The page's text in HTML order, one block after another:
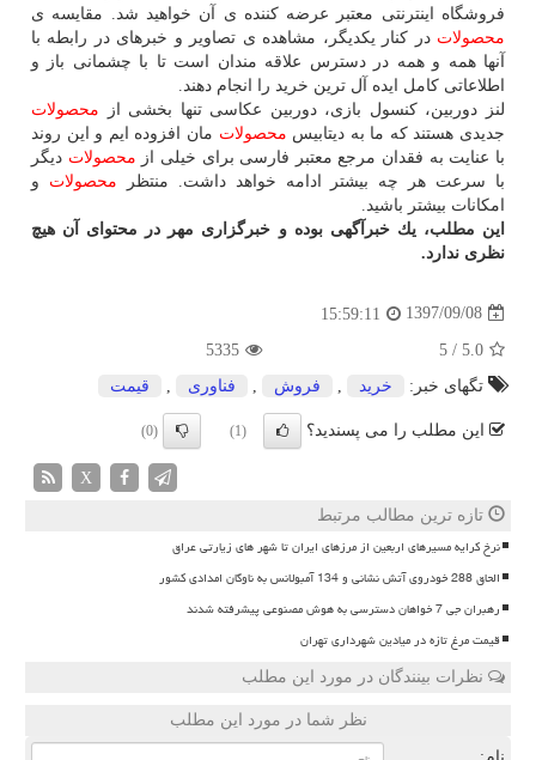
فروشگاه اینترنتی معتبر عرضه كننده ی آن خواهید شد. مقایسه ی
محصولات در كنار یكدیگر، مشاهده ی تصاویر و خبرهای در رابطه با
آنها همه و همه در دسترس علاقه مندان است تا با چشمانی باز و
اطلاعاتی كامل ایده آل ترین خرید را انجام دهند.
لنز دوربین، كنسول بازی، دوربین عكاسی تنها بخشی از محصولات
جدیدی هستند كه ما به دیتابیس محصولات مان افزوده ایم و این روند
با عنایت به فقدان مرجع معتبر فارسی برای خیلی از محصولات دیگر
با سرعت هر چه بیشتر ادامه خواهد داشت. منتظر محصولات و
امكانات بیشتر باشید.
این مطلب، یك خبرآگهی بوده و خبرگزاری مهر در محتوای آن هیچ
نظری ندارد.
1397/09/08
15:59:11
5.0
/
5
5335
تگهای خبر:
خرید فروش فناوری قیمت
این مطلب را می پسندید؟ (1)
(0)
X
تازه ترین مطالب مرتبط
نرخ کرایه مسیرهای اربعین از مرزهای ایران تا شهر های زیارتی عراق
الحاق 288 خودروی آتش نشانی و 134 آمبولانس به ناوگان امدادی کشور
رهبران جی 7 خواهان دسترسی به هوش مصنوعی پیشرفته شدند
قیمت مرغ تازه در میادین شهرداری تهران
نظرات بینندگان در مورد این مطلب
نظر شما در مورد این مطلب